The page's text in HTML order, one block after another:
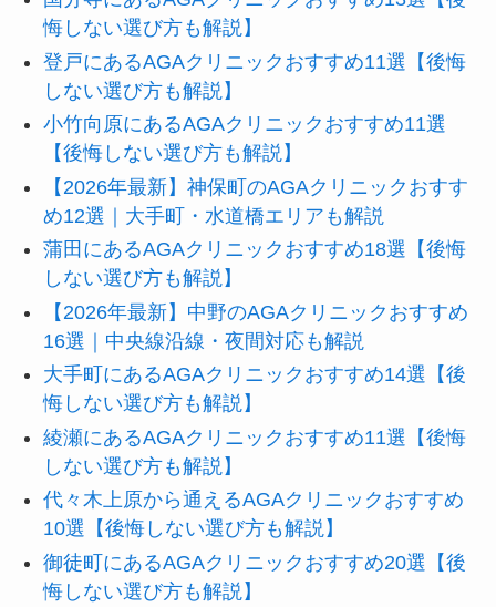
悔しない選び方も解説】
登戸にあるAGAクリニックおすすめ11選【後悔
しない選び方も解説】
小竹向原にあるAGAクリニックおすすめ11選
【後悔しない選び方も解説】
【2026年最新】神保町のAGAクリニックおすす
め12選｜大手町・水道橋エリアも解説
蒲田にあるAGAクリニックおすすめ18選【後悔
しない選び方も解説】
【2026年最新】中野のAGAクリニックおすすめ
16選｜中央線沿線・夜間対応も解説
大手町にあるAGAクリニックおすすめ14選【後
悔しない選び方も解説】
綾瀬にあるAGAクリニックおすすめ11選【後悔
しない選び方も解説】
代々木上原から通えるAGAクリニックおすすめ
10選【後悔しない選び方も解説】
御徒町にあるAGAクリニックおすすめ20選【後
悔しない選び方も解説】